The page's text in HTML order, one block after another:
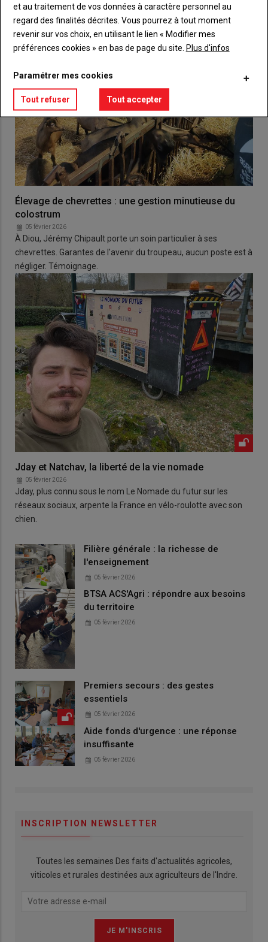
Élevage de chevrettes : une gestion minutieuse du
colostrum
05 février 2026
À Diou, Jérémy Chipault porte un soin particulier à ses
chevrettes. Garantes de l'avenir du troupeau, aucun poste est à
négliger. Témoignage.
Jday et Natchav, la liberté de la vie nomade
05 février 2026
Jday, plus connu sous le nom Le Nomade du futur sur les
réseaux sociaux, arpente la France en vélo-roulotte avec son
chien.
Filière générale : la richesse de
l'enseignement
05 février 2026
BTSA ACS'Agri : répondre aux besoins
du territoire
05 février 2026
Premiers secours : des gestes
essentiels
05 février 2026
Aide fonds d'urgence : une réponse
insuffisante
05 février 2026
INSCRIPTION NEWSLETTER
Toutes les semaines Des faits d'actualités agricoles,
viticoles et rurales destinées aux agriculteurs de l'Indre.
et au traitement de vos données à caractère personnel au
regard des finalités décrites. Vous pourrez à tout moment
revenir sur vos choix, en utilisant le lien « Modifier mes
préférences cookies » en bas de page du site. Plus d'infos
Paramétrer mes cookies
Tout refuser Tout accepter